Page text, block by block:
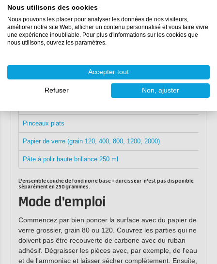
Tissu de carbone 240 gr/m²
EP Colorshield
Tasses de mélange 650 ml
Gants en nitrile taille L
Pinceaux plats
Papier de verre (grain 120, 400, 800, 1200, 2000)
Pâte à polir haute brillance 250 ml
L'ensemble couche de fond noire base + durcisseur n'est pas disponible
séparément en 250 grammes.
Mode d'emploi
Commencez par bien poncer la surface avec du papier de
verre grossier, grain 80 ou 120. Couvrez les parties qui ne
doivent pas être recouverte de carbone avec du ruban
adhésif. Dégraisser les pièces avec, par exemple, de l'eau
et de l'ammoniac et laisser sécher complètement. Ensuite,
Nous utilisons des cookies
Nous pouvons les placer pour analyser les données de nos visiteurs,
améliorer notre site Web, afficher un contenu personnalisé et vous faire vivre
une expérience inoubliable. Pour plus d'informations sur les cookies que
nous utilisons, ouvrez les paramètres.
Accepter tout
Refuser Non, ajuster